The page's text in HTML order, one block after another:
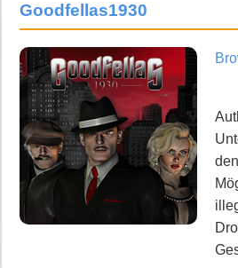
Goodfellas1930